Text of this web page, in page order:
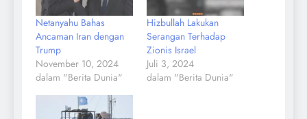
Netanyahu Bahas
Ancaman Iran dengan
Trump
November 10, 2024
dalam "Berita Dunia"
Hizbullah Lakukan
Serangan Terhadap
Zionis Israel
Juli 3, 2024
dalam "Berita Dunia"